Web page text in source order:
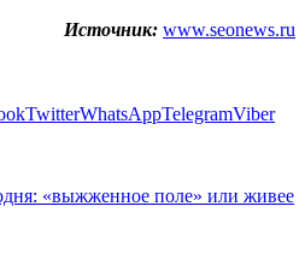
Источник: www.seonews.ru
TwitterWhatsAppTelegramViber
«выжженное поле» или живее